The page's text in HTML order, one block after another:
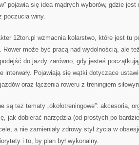
pojawia się idea mądrych wyborów, gdzie
poczucia winy.
12ton.pl wzmacnia kolarstwo, które jest tu
Rower może być pracą nad wydolnością, ale
do jazdy zarówno, gdy jesteś
interwały. Pojawiają się wątki dotyczące
oraz łączenia roweru z treningiem
są też tematy „okołotreningowe”: akcesoria,
jak dobierać narzędzia (od prostych po
a nie zamieniały zdrowy styl życia w
i to, by plan był wykonalny.